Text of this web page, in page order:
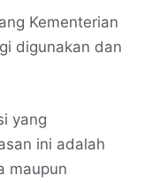
Kementerian
digunakan dan
yang
ini adalah
maupun